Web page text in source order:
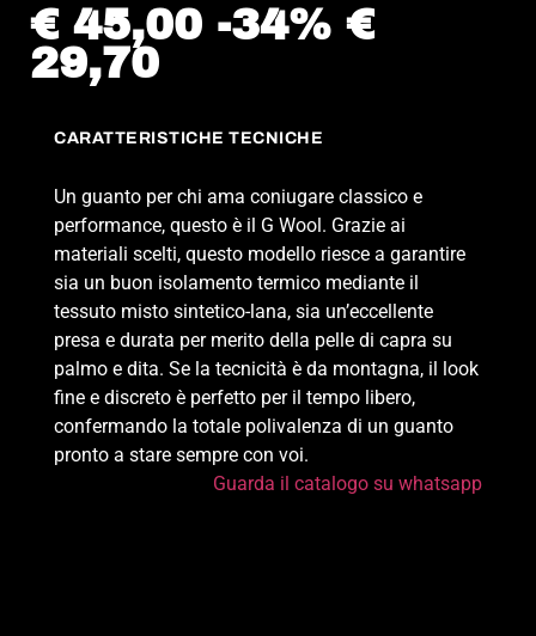
€ 45,00 -34% €
29,70
CARATTERISTICHE TECNICHE
Un guanto per chi ama coniugare classico e
performance, questo è il G Wool. Grazie ai
materiali scelti, questo modello riesce a garantire
sia un buon isolamento termico mediante il
tessuto misto sintetico-lana, sia un’eccellente
presa e durata per merito della pelle di capra su
palmo e dita. Se la tecnicità è da montagna, il look
fine e discreto è perfetto per il tempo libero,
confermando la totale polivalenza di un guanto
pronto a stare sempre con voi.
Guarda il catalogo su whatsapp